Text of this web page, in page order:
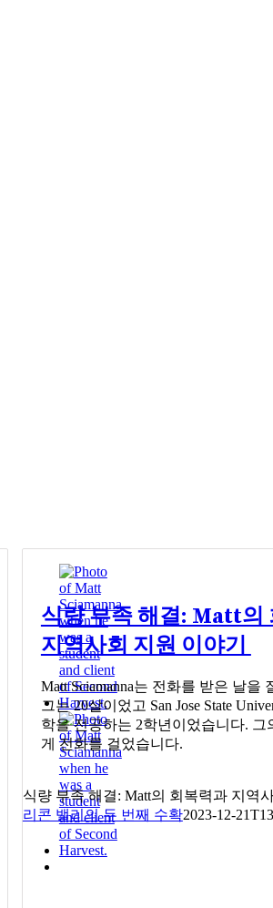
식량 부족 해결: Matt의
지역사회 지원 이야기
Matt Sciamanna는 전화를 받은 날을
그는 20살이었고 San Jose State
학을 전공하는 2학년이었습니다. 그
게 전화를 걸었습니다.
식량 부족 해결: Matt의 회복력과 지역
리콘 밸리의 두 번째 수확2023-12-